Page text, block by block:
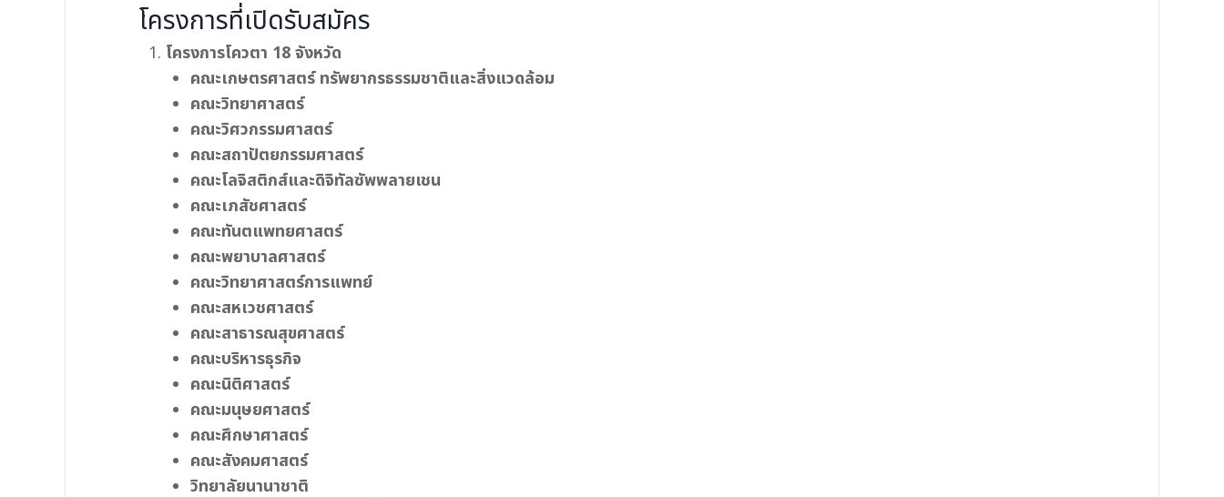
โครงการที่เปิดรับสมัคร
โครงการโควตา 18 จังหวัด
คณะเกษตรศาสตร์ ทรัพยากรธรรมชาติและสิ่งแวดล้อม
คณะวิทยาศาสตร์
คณะวิศวกรรมศาสตร์
คณะสถาปัตยกรรมศาสตร์
คณะโลจิสติกส์และดิจิทัลซัพพลายเชน
คณะเภสัชศาสตร์
คณะทันตแพทยศาสตร์
คณะพยาบาลศาสตร์
คณะวิทยาศาสตร์การแพทย์
คณะสหเวชศาสตร์
คณะสาธารณสุขศาสตร์
คณะบริหารธุรกิจ
คณะนิติศาสตร์
คณะมนุษยศาสตร์
คณะศึกษาศาสตร์
คณะสังคมศาสตร์
วิทยาลัยนานาชาติ